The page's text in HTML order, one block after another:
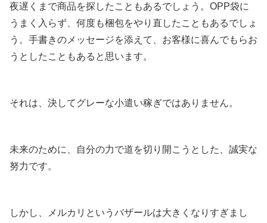
夜遅くまで商品を探したこともあるでしょう。OPP袋に
うまく入らず、何度も梱包をやり直したこともあるでしょ
う。手書きのメッセージを添えて、お客様に喜んでもらお
うとしたこともあると思います。
それは、決してグレーな小遣い稼ぎではありません。
未来のために、自分の力で道を切り開こうとした、誠実な
努力です。
しかし、メルカリというバザールは大きくなりすぎまし